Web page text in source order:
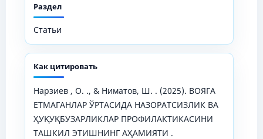
Раздел
Статьи
Как цитировать
Нарзиев , О. ., & Ниматов, Ш. . (2025). ВОЯГА
ЕТМАГАНЛАР ЎРТАСИДА НАЗОРАТСИЗЛИК ВА
ҲУҚУҚБУЗАРЛИКЛАР ПРОФИЛАКТИКАСИНИ
ТАШКИЛ ЭТИШНИНГ АҲАМИЯТИ .